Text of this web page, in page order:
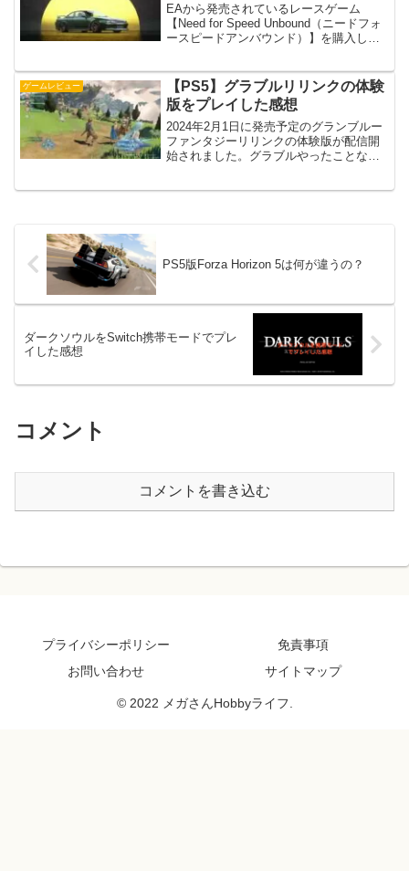
EAから発売されているレースゲーム
【Need for Speed Unbound（ニードフォ
ースピードアンバウンド）】を購入して
なっていたので。プレイしてみた感想...
ゲームレビュー
【PS5】グラブルリリンクの体験
版をプレイした感想
2024年2月1日に発売予定のグランブルー
ファンタジーリリンクの体験版が配信開
始されました。グラブルやったことない
PS5版Forza Horizon 5は何が違うの？
ダークソウルをSwitch携帯モードでプレ
イした感想
コメント
コメントを書き込む
プライバシーポリシー
免責事項
お問い合わせ
サイトマップ
© 2022 メガさんHobbyライフ.